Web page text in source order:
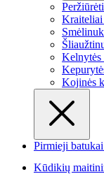
Kraiteliai
Kelnytės
Kojinės
Pirmieji
Kūdikių